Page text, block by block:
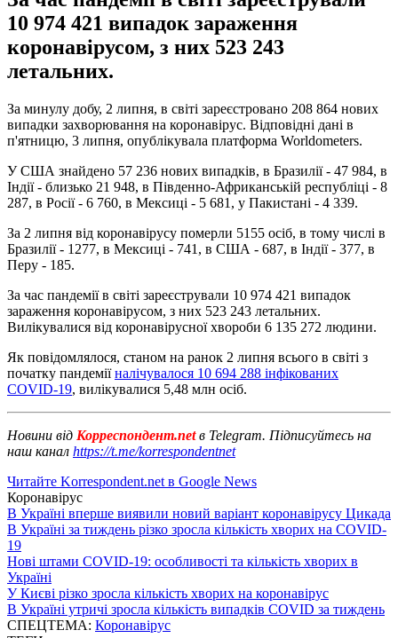
10 974 421 випадок зараження
коронавірусом, з них 523 243
летальних.
За минулу добу, 2 липня, в світі зареєстровано 208 864 нових
випадки захворювання на коронавірус. Відповідні дані в
п'ятницю, 3 липня, опублікувала платформа Worldometers.
У США знайдено 57 236 нових випадків, в Бразилії - 47 984, в
Індії - близько 21 948, в Південно-Африканській республіці - 8
287, в Росії - 6 760, в Мексиці - 5 681, у Пакистані - 4 339.
За 2 липня від коронавірусу померли 5155 осіб, в тому числі в
Бразилії - 1277, в Мексиці - 741, в США - 687, в Індії - 377, в
Перу - 185.
За час пандемії в світі зареєстрували 10 974 421 випадок
зараження коронавірусом, з них 523 243 летальних.
Вилікувалися від коронавірусної хвороби 6 135 272 людини.
Як повідомлялося, станом на ранок 2 липня всього в світі з
початку пандеміїналічувалося 10 694 288 інфікованих
COVID-19, вилікувалися 5,48 млн осіб.
Новини від Корреспондент.netв Telegram. Підписуйтесь на
наш канал https://t.me/korrespondentnet
Читайте Korrespondent.net в Google News
Коронавірус
В Україні вперше виявили новий варіант коронавірусу Цикада
В Україні за тиждень різко зросла кількість хворих на COVID-
19
Нові штами COVID-19: особливості та кількість хворих в
Україні
У Києві різко зросла кількість хворих на коронавірус
В Україні утричі зросла кількість випадків COVID за тиждень
СПЕЦТЕМА: Коронавірус